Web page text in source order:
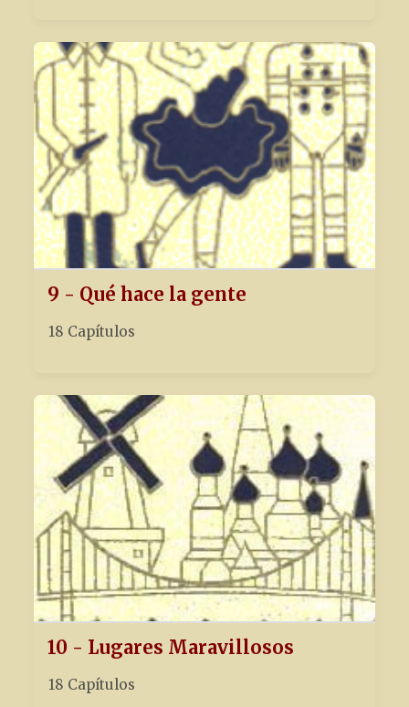
9 - Qué hace la gente
18 Capítulos
10 - Lugares Maravillosos
18 Capítulos